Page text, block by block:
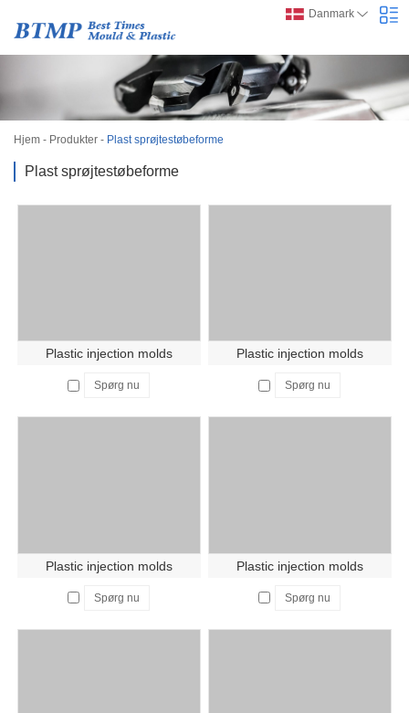
Danmark
Hjem - Produkter - Plast sprøjtestøbeforme
Plast sprøjtestøbeforme
Plastic injection molds
Spørg nu
Plastic injection molds
Spørg nu
Plastic injection molds
Spørg nu
Plastic injection molds
Spørg nu